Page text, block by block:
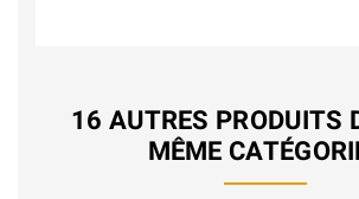
16 AUTRES PRODUITS
MÊME